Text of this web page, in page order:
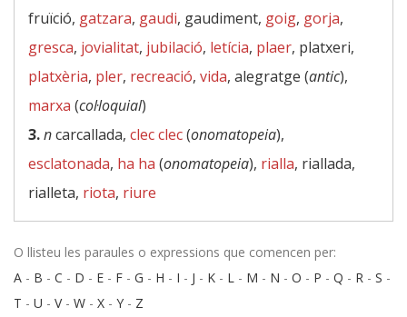
fruïció, gatzara, gaudi, gaudiment, goig, gorja,
gresca, jovialitat, jubilació, letícia, plaer, platxeri,
platxèria, pler, recreació, vida, alegratge (antic),
marxa (col·loquial)
3.ncarcallada, clec clec(onomatopeia),
esclatonada, ha ha (onomatopeia), rialla, riallada,
rialleta, riota, riure
O llisteu les paraules o expressions que comencen per:
A - B - C - D - E - F - G - H - I - J - K - L - M - N - O - P - Q - R - S -
T - U - V- W - X - Y - Z